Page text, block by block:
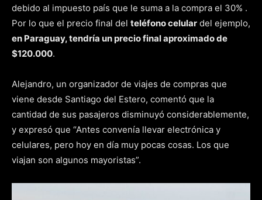
debido al impuesto país que le suma a la compra el 30% .
Por lo que el precio final del teléfono celular del ejemplo,
en Paraguay, tendría un precio final aproximado de
$120.000.
Alejandro, un organizador de viajes de compras que
viene desde Santiago del Estero, comentó que la
cantidad de sus pasajeros disminuyó considerablemente,
y expresó que “Antes convenía llevar electrónica y
celulares, pero hoy en día muy pocas cosas. Los que
viajan son algunos mayoristas”.